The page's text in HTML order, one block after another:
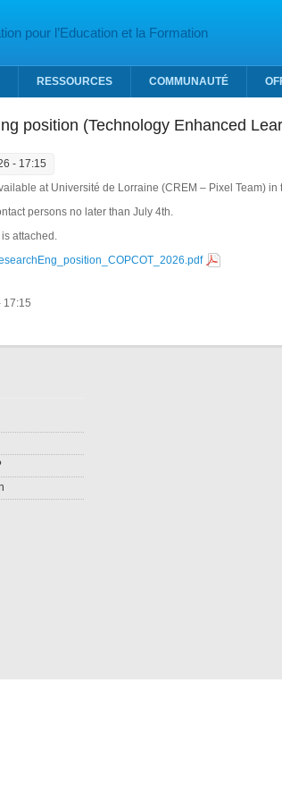
pour l’Education et la Formation
RESSOURCES COMMUNAUTÉ
position (Technology Enhanced
- 17:15
at Université de Lorraine (CREM – Pixel Team)
persons no later than July 4th.
attached.
17:15